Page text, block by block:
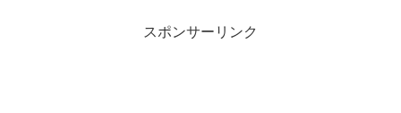
スポンサーリンク